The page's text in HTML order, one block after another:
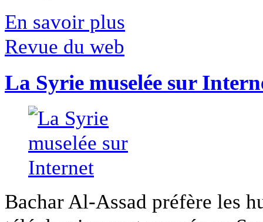
En savoir plus
Revue du web
La Syrie muselée sur
Bachar Al-Assad préfère les